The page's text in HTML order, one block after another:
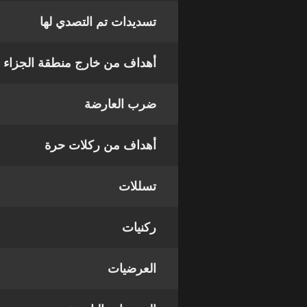
تسديدات تم التصدي لها
أهداف من خارج منطقة الجزاء
ضرب العارضة
أهداف من ركلات حرة
تسللات
ركنيات
العرضيات